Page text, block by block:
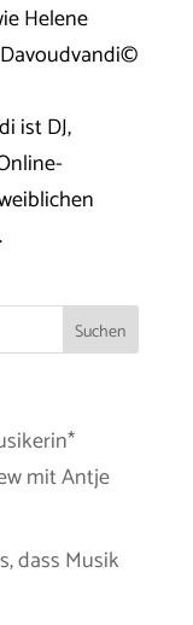
Helene
ist DJ,
mit Antje
dass Musik